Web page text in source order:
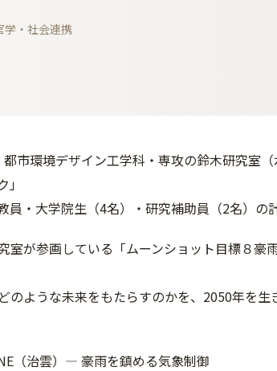
学・社会連携
市環境デザイン工学科・専攻の鈴木研究室
員・大学院生（4名）・研究補助員（2名）の
室が参画している「ムーンショット目標８
のような未来をもたらすのかを、2050年を
（治雲）― 豪雨を鎮める気象制御